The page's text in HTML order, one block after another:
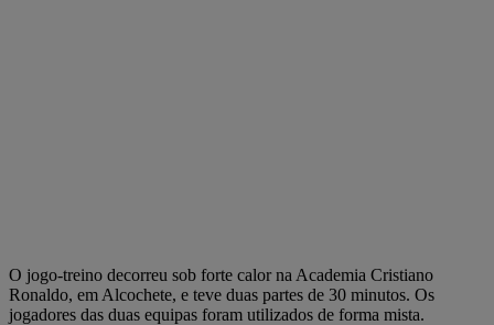
O jogo-treino decorreu sob forte calor na Academia Cristiano
Ronaldo, em Alcochete, e teve duas partes de 30 minutos. Os
jogadores das duas equipas foram utilizados de forma mista.